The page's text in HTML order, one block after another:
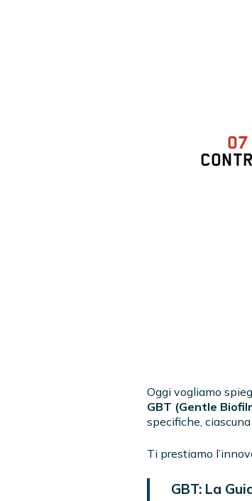
Oggi vogliamo
GBT (Gentle
specifiche,
Ti prestiamo
GBT: La